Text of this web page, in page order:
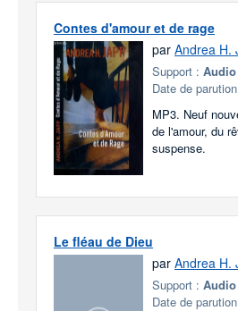
Contes d'amour et de rage
par Andrea H.
Support : Audio
Date de
MP3. Neuf
de l'amour, du
suspense.
Le fléau de Dieu
par Andrea H.
Support : Audio
Date de